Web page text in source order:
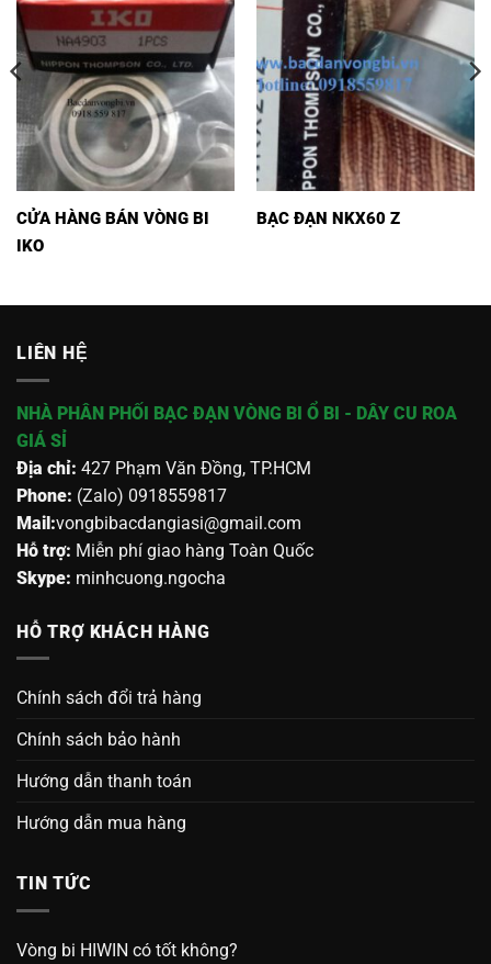
CỬA HÀNG BÁN VÒNG BI
IKO
BẠC ĐẠN NKX60 Z
LIÊN HỆ
NHÀ PHÂN PHỐI BẠC ĐẠN VÒNG BI Ổ BI - DÂY CU ROA
GIÁ SỈ
Địa chỉ: 427 Phạm Văn Đồng, TP.HCM
Phone: (Zalo) 0918559817
Mail:vongbibacdangiasi@gmail.com
Hỗ trợ: Miễn phí giao hàng Toàn Quốc
Skype: minhcuong.ngocha
HỖ TRỢ KHÁCH HÀNG
Chính sách đổi trả hàng
Chính sách bảo hành
Hướng dẫn thanh toán
Hướng dẫn mua hàng
TIN TỨC
Vòng bi HIWIN có tốt không?